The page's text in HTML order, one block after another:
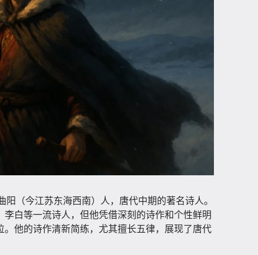
（今江苏东海西南）人，唐代中期的著名诗人。
白等一流诗人，但他凭借深刻的诗作和个性鲜明
他的诗作清新简练，尤其擅长五律，展现了唐代